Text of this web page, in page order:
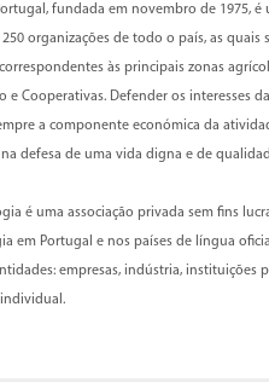
fundada em novembro de 1975, é
organizações de todo o país, as quais
correspondentes às principais zonas
e Cooperativas. Defender os interesses
a componente económica da
defesa de uma vida digna e de
é uma associação privada sem fins
em Portugal e nos países de língua
empresas, indústria, instituições